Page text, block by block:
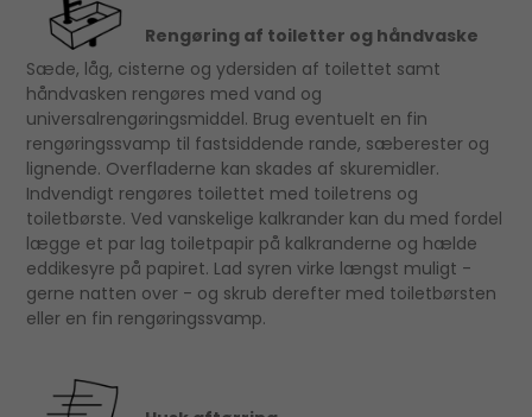
Rengøring af toiletter og håndvaske
Sæde, låg, cisterne og ydersiden af toilettet samt
håndvasken rengøres med vand og
universalrengøringsmiddel. Brug eventuelt en fin
rengøringssvamp til fastsiddende rande, sæberester og
lignende. Overfladerne kan skades af skuremidler.
Indvendigt rengøres toilettet med toiletrens og
toiletbørste. Ved vanskelige kalkrander kan du med fordel
lægge et par lag toiletpapir på kalkranderne og hælde
eddikesyre på papiret. Lad syren virke længst muligt -
gerne natten over - og skrub derefter med toiletbørsten
eller en fin rengøringssvamp.